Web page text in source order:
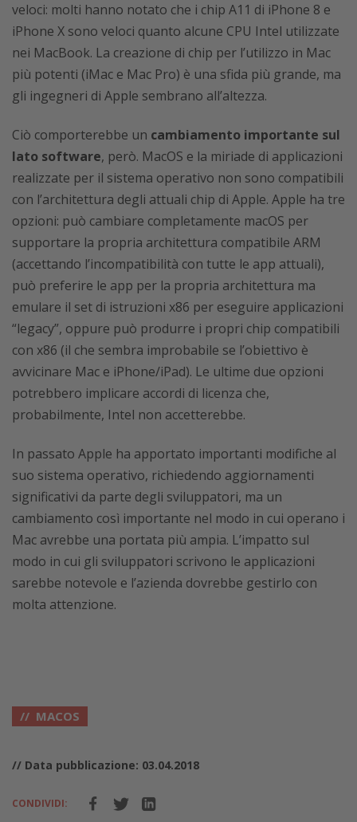
veloci: molti hanno notato che i chip A11 di iPhone 8 e
iPhone X sono veloci quanto alcune CPU Intel utilizzate
nei MacBook. La creazione di chip per l’utilizzo in Mac
più potenti (iMac e Mac Pro) è una sfida più grande, ma
gli ingegneri di Apple sembrano all’altezza.
Ciò comporterebbe un cambiamento importante sul
lato software, però. MacOS e la miriade di applicazioni
realizzate per il sistema operativo non sono compatibili
con l’architettura degli attuali chip di Apple. Apple ha tre
opzioni: può cambiare completamente macOS per
supportare la propria architettura compatibile ARM
(accettando l’incompatibilità con tutte le app attuali),
può preferire le app per la propria architettura ma
emulare il set di istruzioni x86 per eseguire applicazioni
“legacy”, oppure può produrre i propri chip compatibili
con x86 (il che sembra improbabile se l’obiettivo è
avvicinare Mac e iPhone/iPad). Le ultime due opzioni
potrebbero implicare accordi di licenza che,
probabilmente, Intel non accetterebbe.
In passato Apple ha apportato importanti modifiche al
suo sistema operativo, richiedendo aggiornamenti
significativi da parte degli sviluppatori, ma un
cambiamento così importante nel modo in cui operano i
Mac avrebbe una portata più ampia. L’impatto sul
modo in cui gli sviluppatori scrivono le applicazioni
sarebbe notevole e l’azienda dovrebbe gestirlo con
molta attenzione.
MACOS
// Data pubblicazione: 03.04.2018
CONDIVIDI: